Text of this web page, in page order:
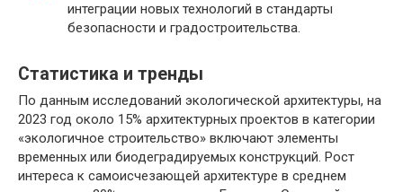
интеграции новых технологий в стандарты
безопасности и градостроительства.
Статистика и тренды
По данным исследований экологической архитектуры, на
2023 год около 15% архитектурных проектов в категории
«экологичное строительство» включают элементы
временных или биодеградируемых конструкций. Рост
интереса к самоисчезающей архитектуре в среднем